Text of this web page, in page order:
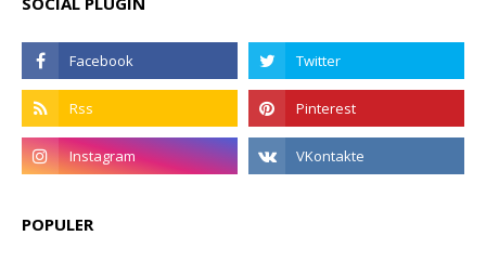
POPULER